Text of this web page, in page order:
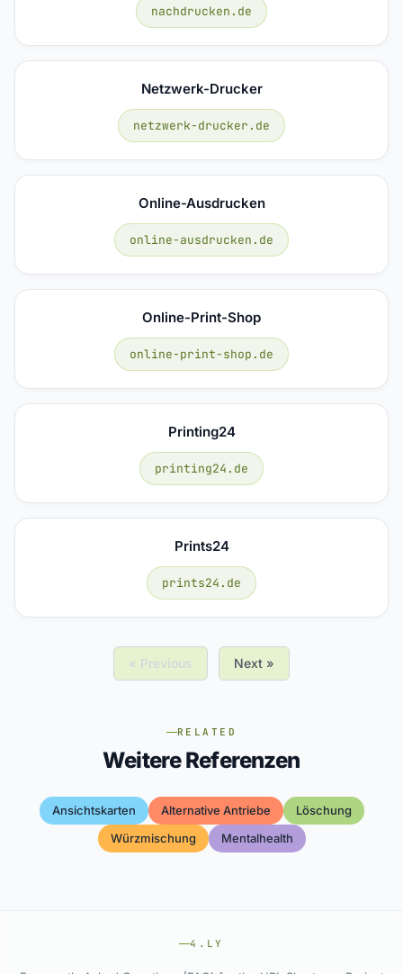
nachdrucken.de
Netzwerk-Drucker
netzwerk-drucker.de
Online-Ausdrucken
online-ausdrucken.de
Online-Print-Shop
online-print-shop.de
Printing24
printing24.de
Prints24
prints24.de
« Previous Next »
RELATED
Weitere Referenzen
Ansichtskarten Alternative Antriebe
Löschung
Würzmischung
Mentalhealth
4.LY